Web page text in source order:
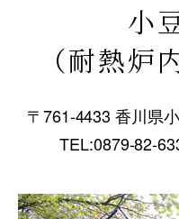
小
（耐熱炉
〒761-4433 香川県
TEL:0879-82-